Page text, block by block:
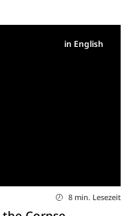
in English
8 min. Lesezeit